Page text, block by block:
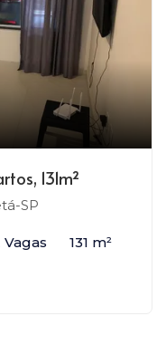
131m²
SP
Vagas 131 m²